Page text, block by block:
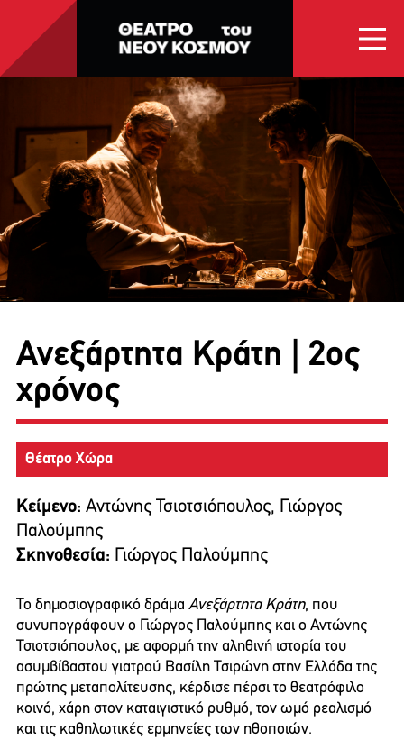
ΑΡΧΙΚΗ
ΠΟΙΟΙ ΕΙΜΑΣΤΕ
ΠΑΡΑΣΤΑΣΕΙΣ
ΕΠΙΚΟΙΝΩΝΙΑ
Ανεξάρτητα Κράτη | 2ος
χρόνος
Θέατρο Χώρα
Κείμενο: Αντώνης Τσιοτσιόπουλος, Γιώργος
Παλούμπης
Σκηνοθεσία: Γιώργος Παλούμπης
Το δημοσιογραφικό δράμα Ανεξάρτητα Κράτη, που
συνυπογράφουν ο Γιώργος Παλούμπης και ο Αντώνης
Τσιοτσιόπουλος, με αφορμή την αληθινή ιστορία του
ασυμβίβαστου γιατρού Βασίλη Τσιρώνη στην Ελλάδα της
πρώτης μεταπολίτευσης, κέρδισε πέρσι το θεατρόφιλο
κοινό, χάρη στον καταιγιστικό ρυθμό, τον ωμό ρεαλισμό
και τις καθηλωτικές ερμηνείες των ηθοποιών.